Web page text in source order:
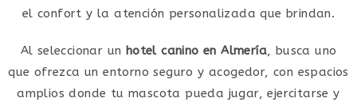
el confort y la atención personalizada que brindan.
Al seleccionar un hotel canino en Almería, busca uno
que ofrezca un entorno seguro y acogedor, con espacios
amplios donde tu mascota pueda jugar, ejercitarse y